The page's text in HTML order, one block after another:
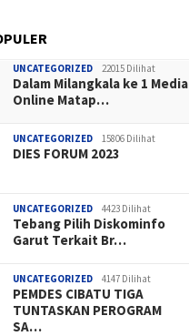
UNCATEGORIZED 22015 Dilihat
Dalam Milangkala ke 1 Media
Online Matap…
UNCATEGORIZED 15806 Dilihat
DIES FORUM 2023
UNCATEGORIZED 4423 Dilihat
Tebang Pilih Diskominfo
Garut Terkait Br…
UNCATEGORIZED 4147 Dilihat
PEMDES CIBATU TIGA
TUNTASKAN PEROGRAM
SA…